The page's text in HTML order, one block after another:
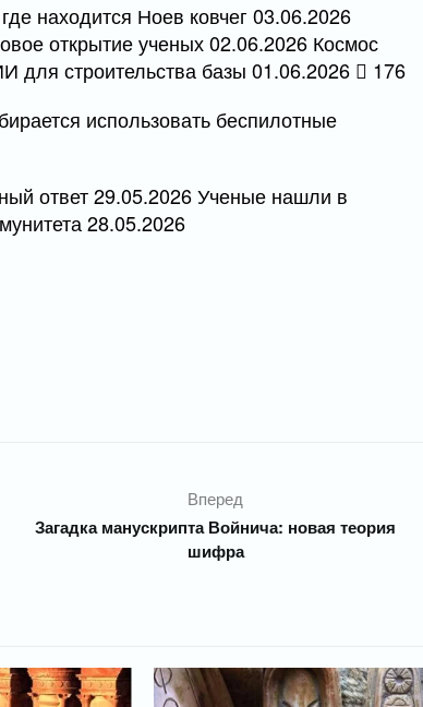
находится Ноев ковчег 03.06.2026
открытие ученых 02.06.2026 Космос
для строительства базы 01.06.2026
176
использовать беспилотные
ответ 29.05.2026 Ученые нашли в
28.05.2026
Вперед
Загадка манускрипта Войнича: новая теория
шифра